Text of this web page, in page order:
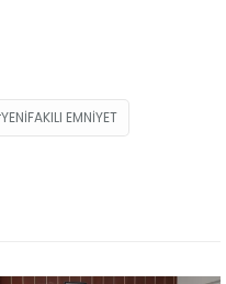
YENIFAKILI EMNIYET